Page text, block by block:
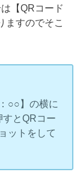
【QRコード
ますのでそこ
○○】の横に
とQRコー
ットをして